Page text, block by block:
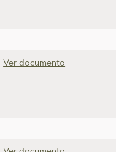
Ver documento